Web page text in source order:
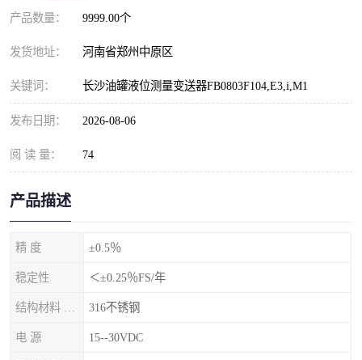
产品数量： 9999.00个
发货地址： 河南省郑州中原区
关键词： 长沙油罐液位测量变送器FB0803F104,E3,i,M1
发布日期： 2026-08-06
阅 读 量： 74
产品描述
精 度 ±0.5％
稳定性 ＜±0.25％FS/年
316不锈钢
电 源 15--30VDC